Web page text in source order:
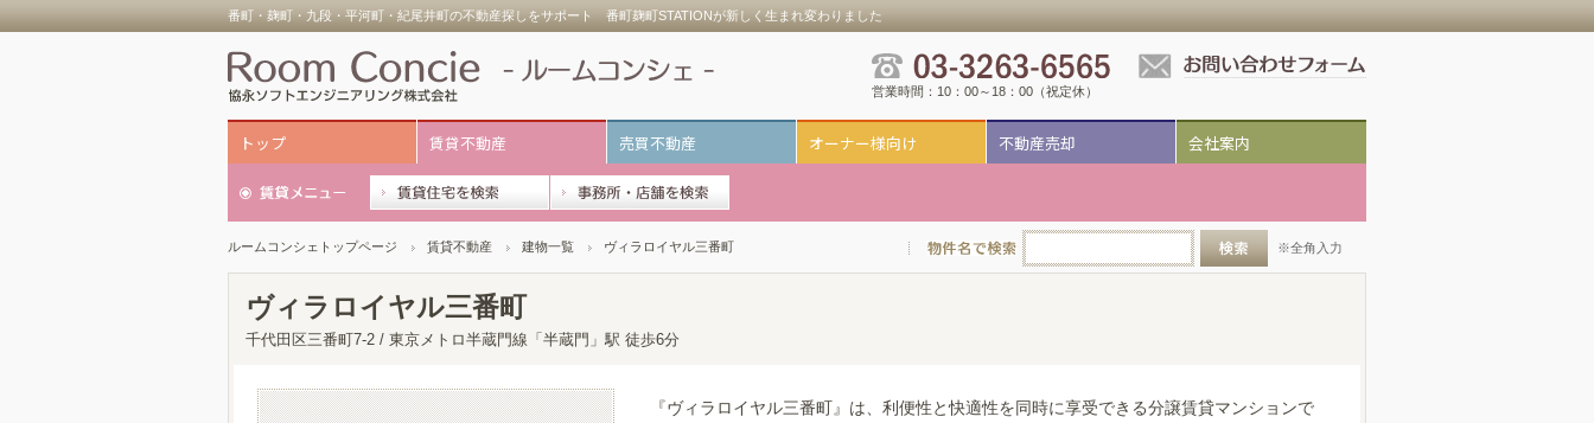
番町・麹町・九段・平河町・紀尾井町の不動産探しをサポート 番町麹町STATIONが新しく生まれ変わりました
営業時間：10：00～18：00（祝定休）
トップ 賃貸不動産 売買不動産 オーナー様向け 不動産売却 会社案内
ルームコンシェトップページ 賃貸不動産 建物一覧 ヴィラロイヤル三番町 ※全角入力
ヴィラロイヤル三番町
千代田区三番町7-2 / 東京メトロ半蔵門線「半蔵門」駅 徒歩6分
『ヴィラロイヤル三番町』は、利便性と快適性を同時に享受できる分譲賃貸マンションで